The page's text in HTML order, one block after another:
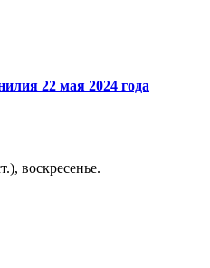
22 мая 2024 года
воскресенье.